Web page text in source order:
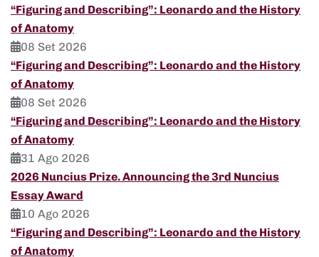
“Figuring and Describing”: Leonardo and the History
of Anatomy
08 Set 2026
“Figuring and Describing”: Leonardo and the History
of Anatomy
08 Set 2026
“Figuring and Describing”: Leonardo and the History
of Anatomy
31 Ago 2026
2026 Nuncius Prize. Announcing the 3rd Nuncius
Essay Award
10 Ago 2026
“Figuring and Describing”: Leonardo and the History
of Anatomy